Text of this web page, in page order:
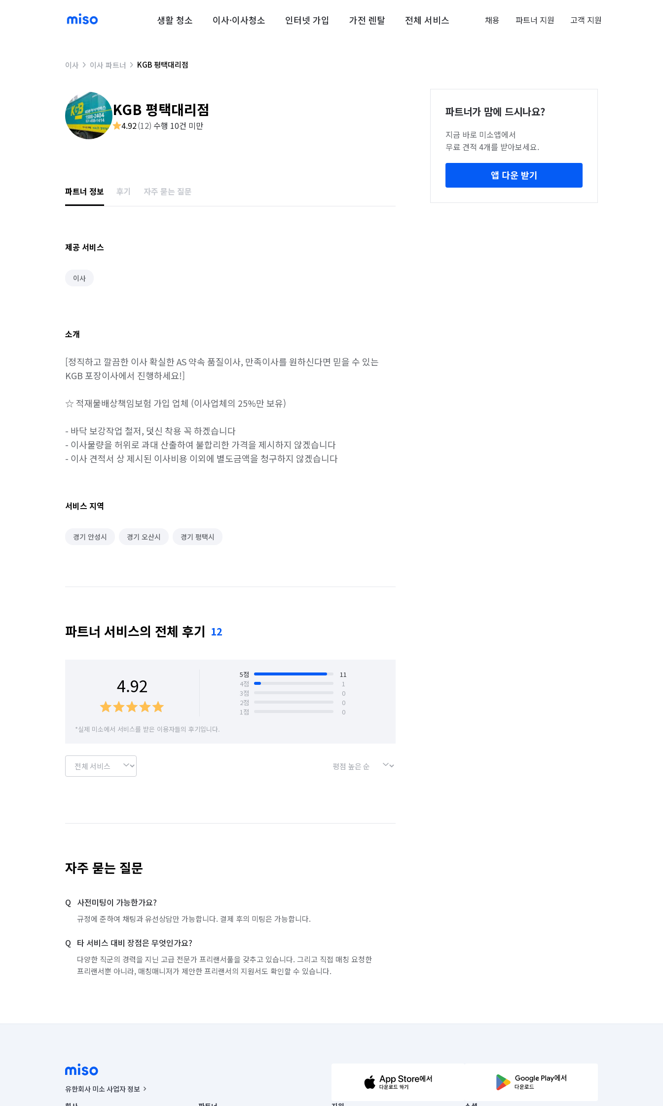
생활 청소 이사·이사청소 인터넷 가입 가전 렌탈 전체 서비스 채용 파트너 지원 고객 지원
이사 이사 파트너 KGB 평택대리점
KGB 평택대리점
4.92(12) 수행 10건 미만
파트너 정보 후기 자주 묻는 질문
제공 서비스
이사
소개
[정직하고 깔끔한 이사 확실한 AS 약속 품질이사, 만족이사를 원하신다면 믿을 수 있는
KGB 포장이사에서 진행하세요!]
☆ 적재물배상책임보험 가입 업체 (이사업체의 25%만 보유)
- 바닥 보강작업 철저, 덧신 착용 꼭 하겠습니다
- 이사물량을 허위로 과대 산출하여 불합리한 가격을 제시하지 않겠습니다
- 이사 견적서 상 제시된 이사비용 이외에 별도금액을 청구하지 않겠습니다
서비스 지역
경기 안성시 경기 오산시 경기 평택시
파트너 서비스의 전체 후기 12
4.92 5점
11
4점
1
3점
0
2점
0
1점
0
*실제 미소에서 서비스를 받은 이용자들의 후기입니다.
자주 묻는 질문
사전미팅이 가능한가요?
규정에 준하여 채팅과 유선상담만 가능합니다. 결제 후의 미팅은 가능합니다.
타 서비스 대비 장점은 무엇인가요?
다양한 직군의 경력을 지닌 고급 전문가 프리랜서풀을 갖추고 있습니다. 그리고 직접 매칭 요청한
프리랜서뿐 아니라, 매칭매니저가 제안한 프리랜서의 지원서도 확인할 수 있습니다.
파트너가 맘에 드시나요?
지금 바로 미소앱에서
무료 견적 4개를 받아보세요.
앱 다운 받기
유한회사 미소 사업자 정보
사업자등록번호 : 291-87-00271 | 인허가번호 : 2016-3220163-14-5-00019 |